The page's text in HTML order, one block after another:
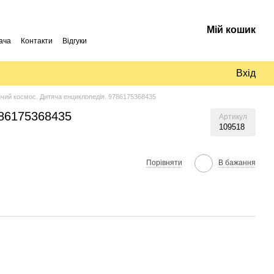
Контакти Відгуки
Мій кошик
Вхід
космос. Дитяча енциклопедія. 9786175368435
Артикул
109518
Порівняти В бажання